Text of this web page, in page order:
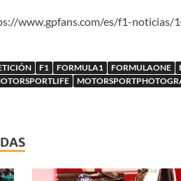
www.gpfans.com/es/f1-noticias/
F1 FORMULA1 FORMULAONE